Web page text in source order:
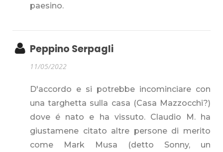
paesino.
Peppino Serpagli
11/05/2022
D'accordo e si potrebbe incominciare con
una targhetta sulla casa (Casa Mazzocchi?)
dove é nato e ha vissuto. Claudio M. ha
giustamene citato altre persone di merito
come Mark Musa (detto Sonny, un